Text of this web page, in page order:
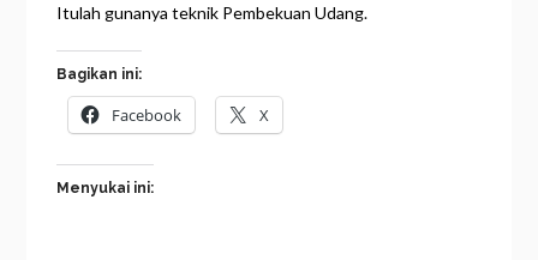
Itulah gunanya teknik Pembekuan Udang.
Bagikan ini:
Facebook X
Menyukai ini: